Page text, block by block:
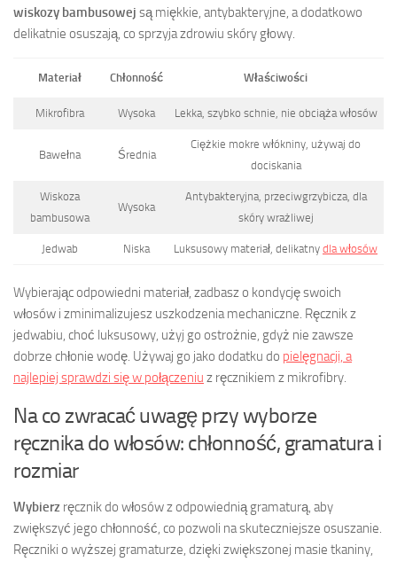
wiskozy bambusowej są miękkie, antybakteryjne, a dodatkowo
delikatnie osuszają, co sprzyja zdrowiu skóry głowy.
Materiał Chłonność Właściwości
Mikrofibra Wysoka Lekka, szybko schnie, nie obciąża włosów
Bawełna Średnia
Ciężkie mokre włókniny, używaj do
dociskania
Wiskoza
bambusowa
Wysoka
Antybakteryjna, przeciwgrzybicza, dla
skóry wrażliwej
Jedwab Niska Luksusowy materiał, delikatny dla włosów
Wybierając odpowiedni materiał, zadbasz o kondycję swoich
włosów i zminimalizujesz uszkodzenia mechaniczne. Ręcznik z
jedwabiu, choć luksusowy, użyj go ostrożnie, gdyż nie zawsze
dobrze chłonie wodę. Używaj go jako dodatku do pielęgnacji, a
najlepiej sprawdzi się w połączeniu z ręcznikiem z mikrofibry.
Na co zwracać uwagę przy wyborze
ręcznika do włosów: chłonność, gramatura i
rozmiar
Wybierz ręcznik do włosów z odpowiednią gramaturą, aby
zwiększyć jego chłonność, co pozwoli na skuteczniejsze osuszanie.
Ręczniki o wyższej gramaturze, dzięki zwiększonej masie tkaniny,